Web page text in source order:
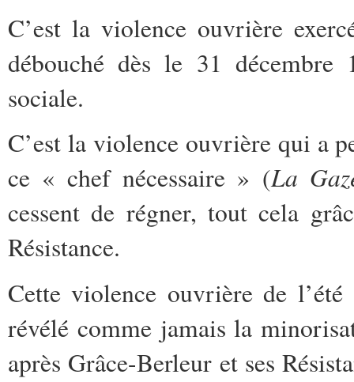
C’est la violence ouvrière
débouché dès le 31
sociale.
C’est la violence ouvrière qui a
ce « chef nécessaire » (La
cessent de régner, tout cela
Résistance.
Cette violence ouvrière de
révélé comme jamais la
après Grâce-Berleur et ses